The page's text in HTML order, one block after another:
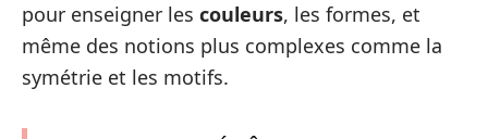
pour enseigner les couleurs, les formes, et
même des notions plus complexes comme la
symétrie et les motifs.